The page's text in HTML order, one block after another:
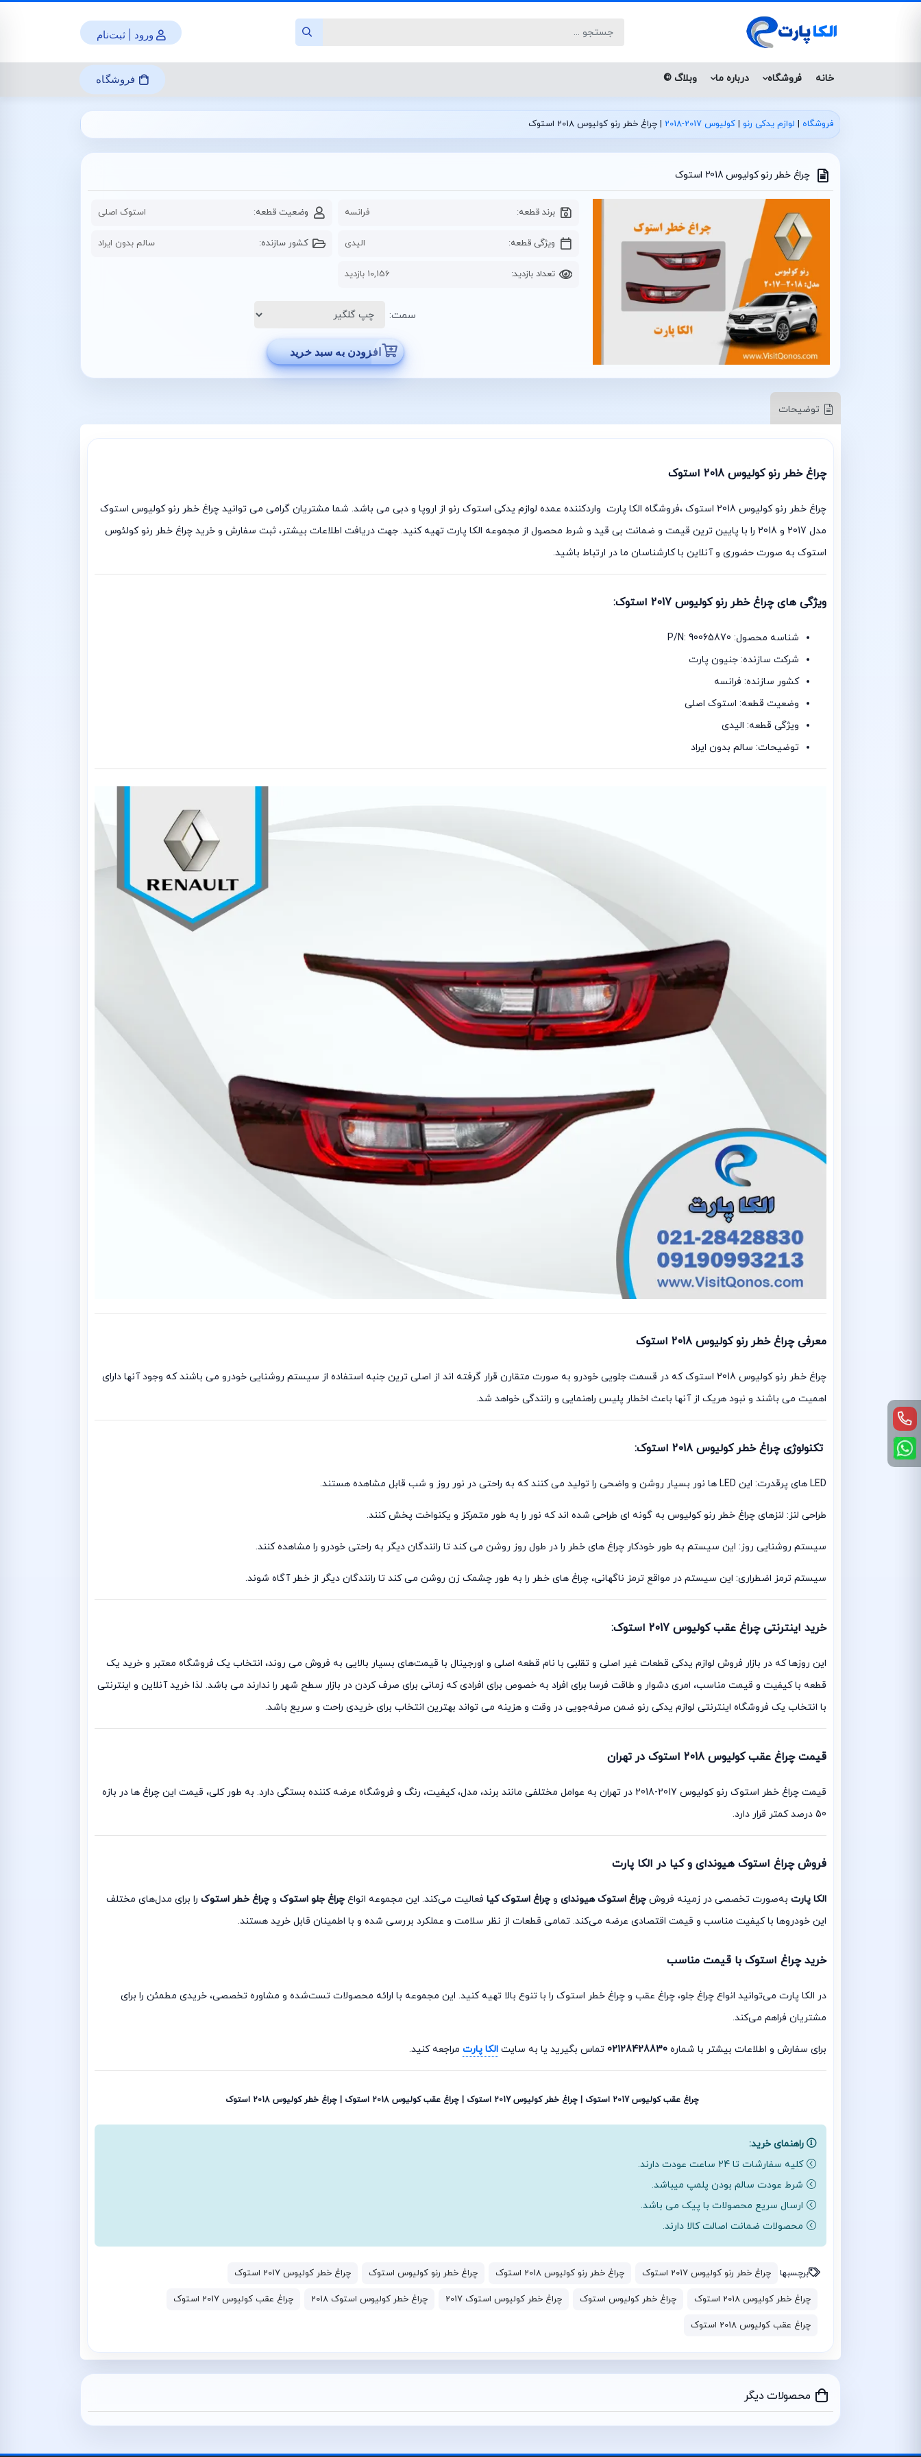
ورود | ثبت‌نام
خانه فروشگاه درباره ما وبلاگ © فروشگاه
فروشگاه | لوازم یدکی رنو | کولیوس 2017-2018 | چراغ خطر رنو کولیوس 2018 استوک
چراغ خطر رنو کولیوس 2018 استوک
برند قطعه: فرانسه وضعیت قطعه: استوک اصلی
ویژگی قطعه: الیدی کشور سازنده: سالم بدون ایراد
تعداد بازدید: 10,156 بازدید
سمت:
افزودن به سبد خرید
توضیحات
چراغ خطر رنو کولیوس 2018 استوک
چراغ خطر رنو کولیوس 2018 استوک ،فروشگاه الکا پارت واردکننده عمده لوازم یدکی استوک رنو از اروپا و دبی می باشد. شما مشتریان گرامی می توانید چراغ خطر رنو کولیوس استوک
مدل 2017 و 2018 را با پایین ترین قیمت و ضمانت بی قید و شرط محصول از مجموعه الکا پارت تهیه کنید. جهت دریافت اطلاعات بیشتر، ثبت سفارش و خرید چراغ خطر رنو کولئوس
استوک به صورت حضوری و آنلاین با کارشناسان ما در ارتباط باشید.
ویژگی های چراغ خطر رنو کولیوس 2017 استوک:
شناسه محصول: P/N: 90065870
شرکت سازنده: جنیون پارت
کشور سازنده: فرانسه
وضعیت قطعه: استوک اصلی
ویژگی قطعه: الیدی
توضیحات: سالم بدون ایراد
معرفی چراغ خطر رنو کولیوس 2018 استوک
چراغ خطر رنو کولیوس 2018 استوک که در قسمت جلویی خودرو به صورت متقارن قرار گرفته اند از اصلی ترین جنبه استفاده از سیستم روشنایی خودرو می باشند که وجود آنها دارای
اهمیت می باشند و نبود هریک از آنها باعث اخطار پلیس راهنمایی و رانندگی خواهد شد.
تکنولوژی چراغ خطر کولیوس 2018 استوک:
LED های پرقدرت: این LED ها نور بسیار روشن و واضحی را تولید می کنند که به راحتی در نور روز و شب قابل مشاهده هستند.
طراحی لنز: لنزهای چراغ خطر رنو کولیوس به گونه ای طراحی شده اند که نور را به طور متمرکز و یکنواخت پخش کنند.
سیستم روشنایی روز: این سیستم به طور خودکار چراغ های خطر را در طول روز روشن می کند تا رانندگان دیگر به راحتی خودرو را مشاهده کنند.
سیستم ترمز اضطراری: این سیستم در مواقع ترمز ناگهانی، چراغ های خطر را به طور چشمک زن روشن می کند تا رانندگان دیگر از خطر آگاه شوند.
خرید اینترنتی چراغ عقب کولیوس 2017 استوک:
این روزها که در بازار فروش لوازم یدکی قطعات غیر اصلی و تقلبی با نام قطعه اصلی و اورجینال با قیمت‌های بسیار بالایی به فروش می روند، انتخاب یک فروشگاه معتبر و خرید یک
قطعه با کیفیت و قیمت مناسب، امری دشوار و طاقت فرسا برای افراد به خصوص برای افرادی که زمانی برای صرف کردن در بازار سطح شهر را ندارند می باشد. لذا خرید آنلاین و اینترنتی
با انتخاب یک فروشگاه اینترنتی لوازم یدکی رنو ضمن صرفه‌جویی در وقت و هزینه می تواند بهترین انتخاب برای خریدی راحت و سریع باشد.
قیمت چراغ عقب کولیوس 2018 استوک در تهران
قیمت چراغ خطر استوک رنو کولیوس 2017-2018 در تهران به عوامل مختلفی مانند برند، مدل، کیفیت، رنگ و فروشگاه عرضه کننده بستگی دارد. به طور کلی، قیمت این چراغ ها در بازه
50 درصد کمتر قرار دارد.
فروش چراغ استوک هیوندای و کیا در الکا پارت
الکا پارت به‌صورت تخصصی در زمینه فروش چراغ استوک هیوندای و چراغ استوک کیا فعالیت می‌کند. این مجموعه انواع چراغ جلو استوک و چراغ خطر استوک را برای مدل‌های مختلف
این خودروها با کیفیت مناسب و قیمت اقتصادی عرضه می‌کند. تمامی قطعات از نظر سلامت و عملکرد بررسی شده و با اطمینان قابل خرید هستند.
خرید چراغ استوک با قیمت مناسب
در الکا پارت می‌توانید انواع چراغ جلو، چراغ عقب و چراغ خطر استوک را با تنوع بالا تهیه کنید. این مجموعه با ارائه محصولات تست‌شده و مشاوره تخصصی، خریدی مطمئن را برای
مشتریان فراهم می‌کند.
برای سفارش و اطلاعات بیشتر با شماره 02128428830 تماس بگیرید یا به سایت الکا پارت مراجعه کنید.
چراغ عقب کولیوس 2017 استوک | چراغ خطر کولیوس 2017 استوک | چراغ عقب کولیوس 2018 استوک | چراغ خطر کولیوس 2018 استوک
راهنمای خرید:
کلیه سفارشات تا 24 ساعت عودت دارند.
شرط عودت سالم بودن پلمپ میباشد.
ارسال سریع محصولات با پیک می باشد.
محصولات ضمانت اصالت کالا دارند.
برچسبها چراغ خطر رنو کولیوس 2017 استوک چراغ خطر رنو کولیوس 2018 استوک چراغ خطر رنو کولیوس استوک چراغ خطر کولیوس 2017 استوک
چراغ خطر کولیوس 2018 استوک چراغ خطر کولیوس استوک چراغ خطر کولیوس استوک 2017 چراغ خطر کولیوس استوک 2018 چراغ عقب کولیوس 2017 استوک
چراغ عقب کولیوس 2018 استوک
محصولات دیگر